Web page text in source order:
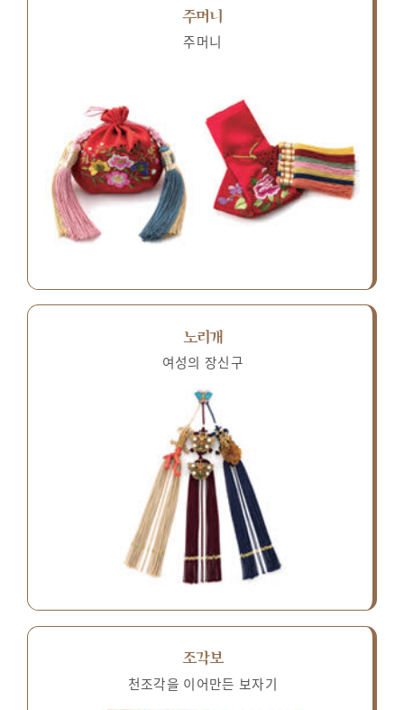
주머니
주머니
노리개
여성의 장신구
조각보
천조각을 이어만든 보자기